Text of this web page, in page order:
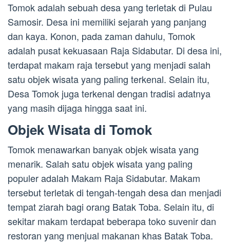
Tomok adalah sebuah desa yang terletak di Pulau
Samosir. Desa ini memiliki sejarah yang panjang
dan kaya. Konon, pada zaman dahulu, Tomok
adalah pusat kekuasaan Raja Sidabutar. Di desa ini,
terdapat makam raja tersebut yang menjadi salah
satu objek wisata yang paling terkenal. Selain itu,
Desa Tomok juga terkenal dengan tradisi adatnya
yang masih dijaga hingga saat ini.
Objek Wisata di Tomok
Tomok menawarkan banyak objek wisata yang
menarik. Salah satu objek wisata yang paling
populer adalah Makam Raja Sidabutar. Makam
tersebut terletak di tengah-tengah desa dan menjadi
tempat ziarah bagi orang Batak Toba. Selain itu, di
sekitar makam terdapat beberapa toko suvenir dan
restoran yang menjual makanan khas Batak Toba.